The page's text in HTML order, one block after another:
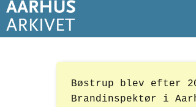
Bøstrup blev efter
Brandinspektør i